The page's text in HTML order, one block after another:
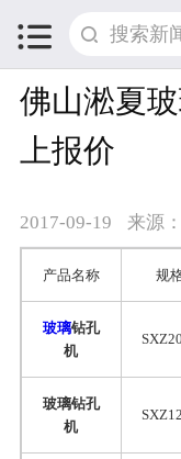

佛山淞夏
上报价
2017-09-19 来源
产品名称 规
玻璃钻孔
机
玻璃钻孔
机